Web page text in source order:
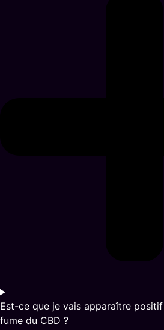
Est-ce que je vais apparaître
fume du CBD ?